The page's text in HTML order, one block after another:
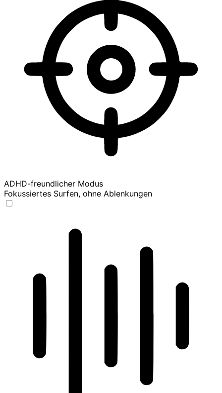
ADHD-freundlicher Modus
Fokussiertes Surfen, ohne Ablenkungen